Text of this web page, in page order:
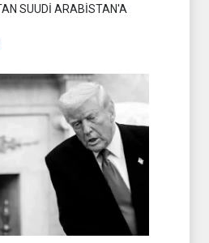
SUUDİ ARABİSTAN'A